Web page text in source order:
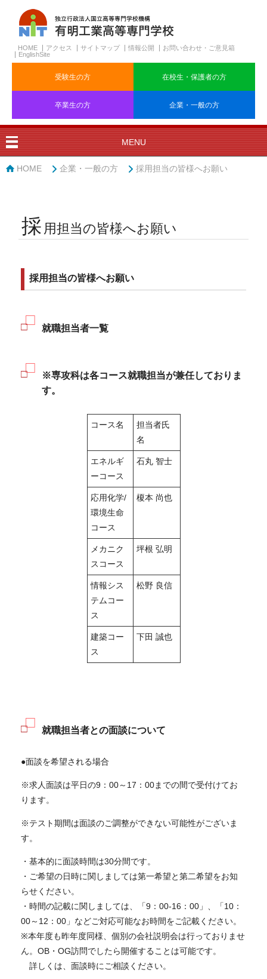
HOME アクセス サイトマップ 情報公開
お問い合わせ・ご意見箱
EnglishSite
受験生の方 在校生・保護者の方
卒業生の方 企業・一般の方
MENU
HOME 企業・一般の方 採用担当の皆様へお願い
採 用担当の皆様へお願い
採用担当の皆様へお願い
就職担当者一覧
※専攻科は各コース就職担当が兼任しておりま
す。
コース名
担当者氏
名
エネルギ
ーコース
石丸 智士
応用化学/
環境生命
コース
榎本 尚也
メカニク
スコース
坪根 弘明
情報シス
テムコー
ス
松野 良信
建築コー
ス
下田 誠也
就職担当者との面談について
●面談を希望される場合
※求人面談は平日の9：00～17：00までの間で受付けてお
ります。
※テスト期間は面談のご調整ができない可能性がございま
す。
・基本的に面談時間は30分間です。
・ご希望の日時に関しましては第一希望と第二希望をお知
らせください。
・時間の記載に関しましては、「9：00-16：00」、「10：
00～12：00」などご対応可能なお時間をご記載ください。
※本年度も昨年度同様、個別の会社説明会は行っておりませ
ん。OB・OG訪問でしたら開催することは可能です。
詳しくは、面談時にご相談ください。